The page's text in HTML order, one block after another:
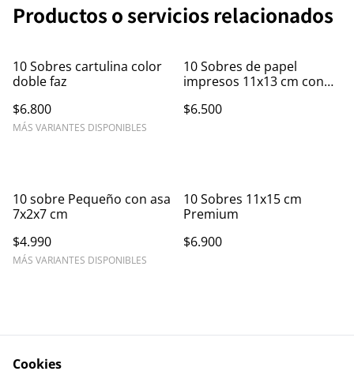
Productos o servicios relacionados
10 Sobres cartulina color
doble faz
$6.800
MÁS VARIANTES DISPONIBLES
10 Sobres de papel
impresos 11x13 cm con
$6.500
10 sobre Pequeño con asa
7x2x7 cm
$4.990
MÁS VARIANTES DISPONIBLES
10 Sobres 11x15 cm
Premium
$6.900
Cookies